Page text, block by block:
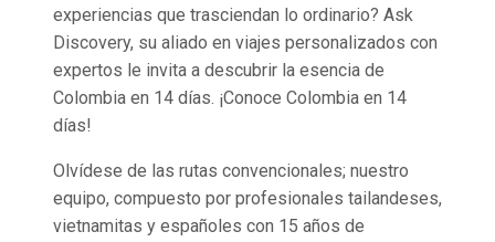
experiencias que trasciendan lo ordinario? Ask
Discovery, su aliado en viajes personalizados con
expertos le invita a descubrir la esencia de
Colombia en 14 días. ¡Conoce Colombia en 14
días!
Olvídese de las rutas convencionales; nuestro
equipo, compuesto por profesionales tailandeses,
vietnamitas y españoles con 15 años de